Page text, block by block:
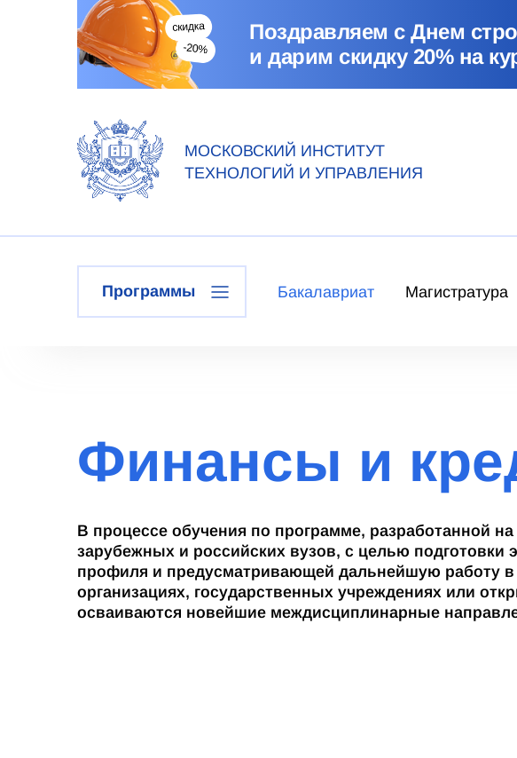
Поздравляем с Днем
и дарим скидку 20% на
МОСКОВСКИЙ ИНСТИТУТ
ТЕХНОЛОГИЙ И УПРАВЛЕНИЯ
Программы Бакалавриат Магистратура
Финансы и
В процессе обучения по программе, разработанной
зарубежных и российских вузов, с целью подготовки
профиля и предусматривающей дальнейшую работу в
организациях, государственных учреждениях или
осваиваются новейшие междисциплинарные